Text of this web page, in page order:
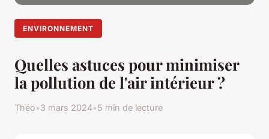
ENVIRONNEMENT
Quelles astuces pour minimiser
la pollution de l'air intérieur ?
Théo•3 mars 2024•5 min de lecture